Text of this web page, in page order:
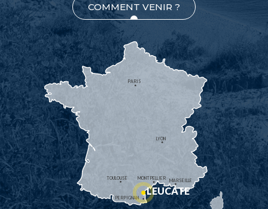
COMMENT VENIR ?
MONTPELLIER
PERPIGNAN
MARSEILLE
TOULOUSE
LYON
PARIS
LEUCATE